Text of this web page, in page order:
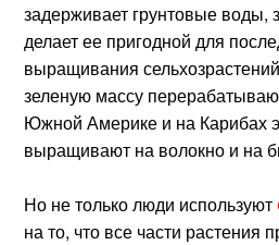
задерживает грунтовые воды,
делает ее пригодной для
выращивания
зеленую массу
Южной Америке и на Карибах
выращивают на волокно и на
Но не только люди используют
на то, что все части растения